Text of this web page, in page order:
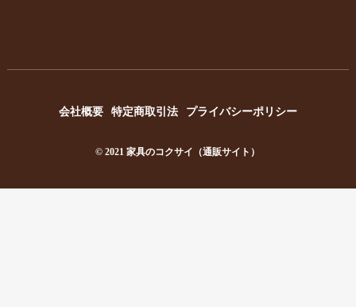
会社概要 特定商取引法 プライバシーポリシー
© 2021 家具のコクサイ（通販サイト）